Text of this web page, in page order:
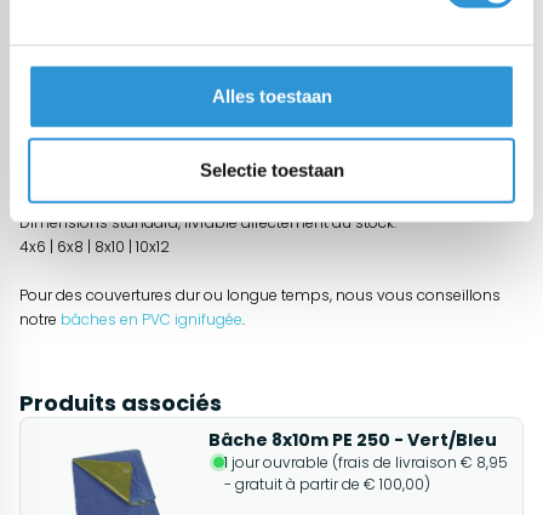
Alles toestaan
Selectie toestaan
Bâche étanche de polyéthylène 150 gr/m² ignifugé, adapté pour des
Dimensions standard, livrable directement du stock:
4x6 | 6x8 | 8x10 | 10x12
Pour des couvertures dur ou longue temps, nous vous conseillons
notre bâches en PVC ignifugée.
Produits associés
Bâche 8x10m PE 250 - Vert/Bleu
1 jour ouvrable (frais de livraison € 8,95
- gratuit à partir de € 100,00)